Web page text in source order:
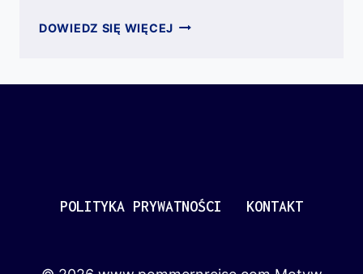
DOWIEDZ SIĘ WIĘCEJ ZABYTKI
GŁÓWNE
POLITYKA PRYWATNOŚCI KONTAKT